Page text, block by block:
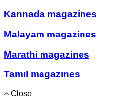
Kannada magazines
Malayam magazines
Marathi magazines
Tamil magazines
Close